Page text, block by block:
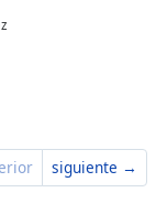
siguiente →